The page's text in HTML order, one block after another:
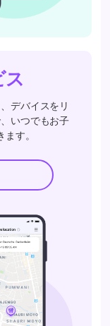
ス
デバイスをリ
いつでもお子
す。